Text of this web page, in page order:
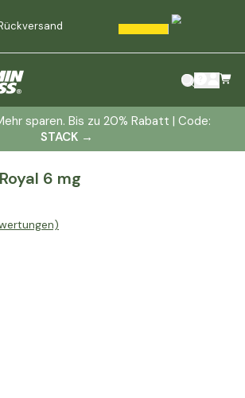
sparen. Bis zu 20% Rabatt | Code:
STACK →
6 mg